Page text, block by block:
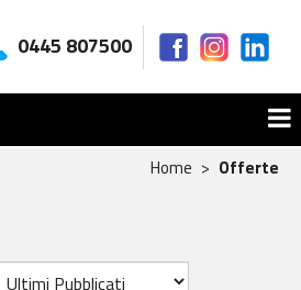
0445 807500
Home Offerte